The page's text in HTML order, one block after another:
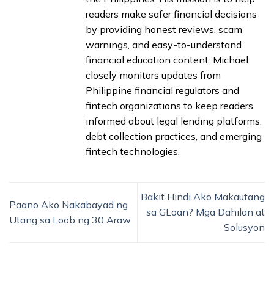
readers make safer financial decisions
by providing honest reviews, scam
warnings, and easy-to-understand
financial education content. Michael
closely monitors updates from
Philippine financial regulators and
fintech organizations to keep readers
informed about legal lending platforms,
debt collection practices, and emerging
fintech technologies.
Paano Ako Nakabayad ng
Utang sa Loob ng 30 Araw
Bakit Hindi Ako Makautang
sa GLoan? Mga Dahilan at
Solusyon